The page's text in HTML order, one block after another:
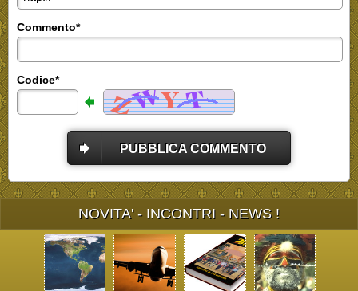
Commento*
Codice*
PUBBLICA COMMENTO
NOVITA' - INCONTRI - NEWS !